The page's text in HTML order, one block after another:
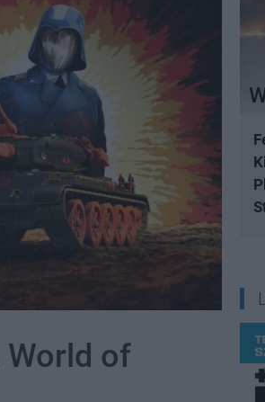
World of